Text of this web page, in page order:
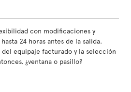
con modificaciones y
24 horas antes de la salida.
equipaje facturado y la selección
¿ventana o pasillo?